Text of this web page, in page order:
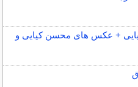
+ عکس های محسن کیایی و